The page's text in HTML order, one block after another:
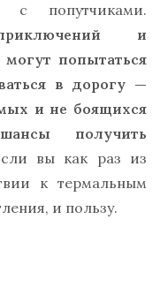
с попутчиками.
и
попытаться
в дорогу —
и не боящихся
получить
вы как раз из
к термальным
и пользу.